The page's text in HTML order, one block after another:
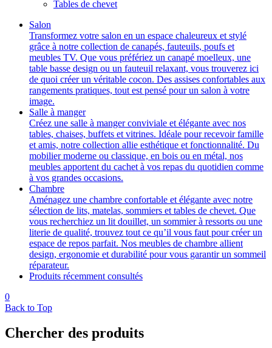
Tables de chevet
Salon
Transformez votre salon en un espace chaleureux et stylé
grâce à notre collection de canapés, fauteuils, poufs et
meubles TV. Que vous préfériez un canapé moelleux, une
table basse design ou un fauteuil relaxant, vous trouverez ici
de quoi créer un véritable cocon. Des assises confortables aux
rangements pratiques, tout est pensé pour un salon à votre
image.
Salle à manger
Créez une salle à manger conviviale et élégante avec nos
tables, chaises, buffets et vitrines. Idéale pour recevoir famille
et amis, notre collection allie esthétique et fonctionnalité. Du
mobilier moderne ou classique, en bois ou en métal, nos
meubles apportent du cachet à vos repas du quotidien comme
à vos grandes occasions.
Chambre
Aménagez une chambre confortable et élégante avec notre
sélection de lits, matelas, sommiers et tables de chevet. Que
vous recherchiez un lit douillet, un sommier à ressorts ou une
literie de qualité, trouvez tout ce qu’il vous faut pour créer un
espace de repos parfait. Nos meubles de chambre allient
design, ergonomie et durabilité pour vous garantir un sommeil
réparateur.
Produits récemment consultés
0
Back to Top
Chercher des produits